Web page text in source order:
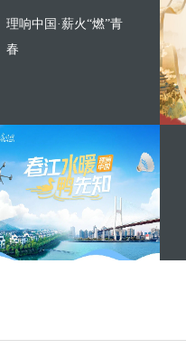
理响中国·薪火“燃”青
春